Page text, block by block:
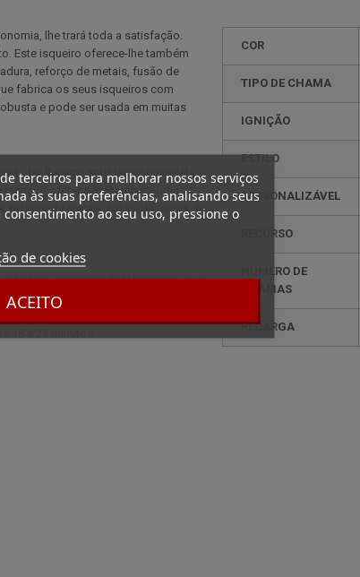
terceiros para melhorar nossos serviços
às suas preferências, analisando seus
ao seu uso, pressione o
de cookies
ACEITO
COR
TIPO DE CHAMA
IGNIÇÃO
ESTILO
PERSONALIZÁVEL
RECURSO
CHAMAS
RECARGA
lhe trará toda a satisfação.
Este isqueiro oferece-lhe também
reforço de metais, fusão de
fabrica os seus isqueiros com
e pode ser usada em muitas
dar-lhe uma satisfação completa.
isqueiro oferece-lhe também uma
reforço de metais, fusão de peças de
todo o processo de fabricação, este
18 e 23 minutos.